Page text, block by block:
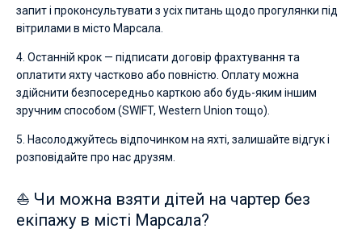
запит і проконсультувати з усіх питань щодо прогулянки під
вітрилами в місто Марсала.
4. Останній крок — підписати договір фрахтування та
оплатити яхту частково або повністю. Оплату можна
здійснити безпосередньо карткою або будь-яким іншим
зручним способом (SWIFT, Western Union тощо).
5. Насолоджуйтесь відпочинком на яхті, залишайте відгук і
розповідайте про нас друзям.
⛵ Чи можна взяти дітей на чартер без
екіпажу в місті Марсала?